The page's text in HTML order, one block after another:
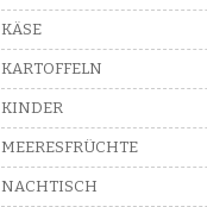
KÄSE
KARTOFFELN
KINDER
MEERESFRÜCHTE
NACHTISCH